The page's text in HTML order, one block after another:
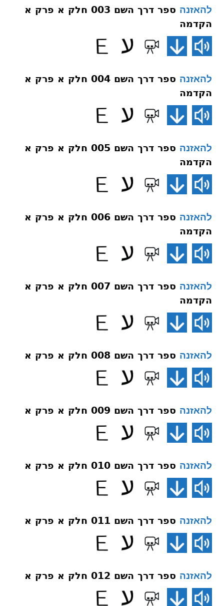
להאזנה
ספר דרך השם 003 חלק א פרק א
הקדמה
להאזנה
ספר דרך השם 004 חלק א פרק א
הקדמה
להאזנה
ספר דרך השם 005 חלק א פרק א
הקדמה
להאזנה
ספר דרך השם 006 חלק א פרק א
הקדמה
להאזנה
ספר דרך השם 007 חלק א פרק א
הקדמה
להאזנה ספר דרך השם 008 חלק א פרק א
להאזנה ספר דרך השם 009 חלק א פרק א
להאזנה ספר דרך השם 010 חלק א פרק א
להאזנה ספר דרך השם 011 חלק א פרק א
להאזנה ספר דרך השם 012 חלק א פרק א